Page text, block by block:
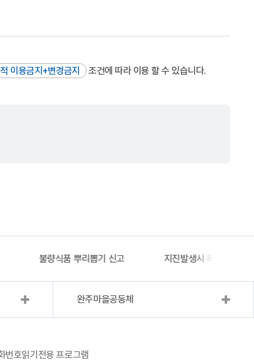
이용금지+변경금지 조건에 따라 이용 할 수 있습니다.
불량식품 뿌리뽑기 신고 지진발생시 옥외대피소
완주마을공동체
번호읽기전용 프로그램